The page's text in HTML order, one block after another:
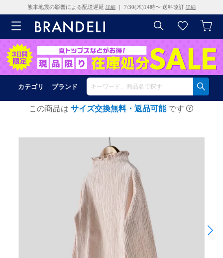
熊本地震の影響による配送遅延 詳細 ｜ 7/30(木)14時〜 送料改訂 詳細
カテゴリ ブランド
この商品は サイズ交換無料・返品可能 です